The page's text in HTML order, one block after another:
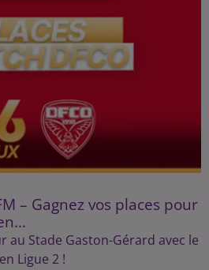
– Gagnez vos places pour
au Stade Gaston-Gérard avec le
Ligue 2 !